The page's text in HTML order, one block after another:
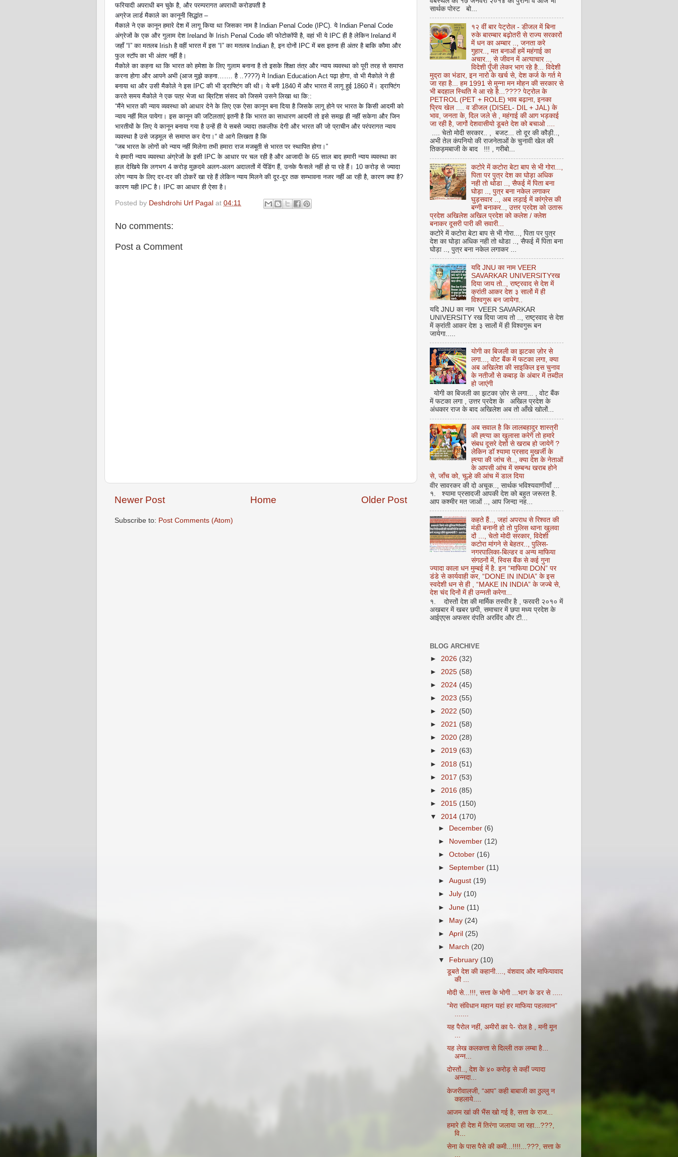
फरियादी अपराधी बन चुके है, और परम्परागत अपराधी करोडपती है
अग्रेज लार्ड मैकाले का कानूनी सिद्धांत –
मैकाले ने एक कानून हमारे देश में लागू किया था जिसका नाम है Indian Penal Code (IPC). ये Indian Penal Code
अंग्रेजों के एक और गुलाम देश Ireland के Irish Penal Code की फोटोकॉपी है, वहां भी ये IPC ही है लेकिन Ireland में
जहाँ “I” का मतलब Irish है वहीं भारत में इस “I” का मतलब Indian है, इन दोनों IPC में बस इतना ही अंतर है बाकि कौमा और
फुल स्टॉप का भी अंतर नहीं है।
मैकोले का कहना था कि भारत को हमेशा के लिए गुलाम बनाना है तो इसके शिक्षा तंत्र और न्याय व्यवस्था को पूरी तरह से समाप्त
करना होगा और आपने अभी (आज मुझे कहना……. है ..????) मे Indian Education Act पढ़ा होगा, वो भी मैकोले ने ही
बनाया था और उसी मैकोले ने इस IPC की भी ड्राफ्टिंग की थी। ये बनी 1840 में और भारत में लागू हुई 1860 में। ड्राफ्टिंग
करते समय मैकोले ने एक पत्र भेजा था ब्रिटिश संसद को जिसमे उसने लिखा था कि::
“मैंने भारत की न्याय व्यवस्था को आधार देने के लिए एक ऐसा कानून बना दिया है जिसके लागू होने पर भारत के किसी आदमी को
न्याय नहीं मिल पायेगा। इस कानून की जटिलताएं इतनी है कि भारत का साधारण आदमी तो इसे समझ ही नहीं सकेगा और जिन
भारतीयों के लिए ये कानून बनाया गया है उन्हें ही ये सबसे ज्यादा तकलीफ देगी और भारत की जो प्राचीन और परंपरागत न्याय
व्यवस्था है उसे जड़मूल से समाप्त कर देगा।“ वो आगे लिखता है कि
“जब भारत के लोगों को न्याय नहीं मिलेगा तभी हमारा राज मजबूती से भारत पर स्थापित होगा।”
ये हमारी न्याय व्यवस्था अंग्रेजों के इसी IPC के आधार पर चल रही है और आजादी के 65 साल बाद हमारी न्याय व्यवस्था का
हाल देखिये कि लगभग 4 करोड़ मुक़दमे अलग-अलग अदालतों में पेंडिंग हैं, उनके फैसले नहीं हो पा रहे हैं। 10 करोड़ से ज्यादा
लोग न्याय के लिए दर-दर की ठोकरें खा रहे हैं लेकिन न्याय मिलने की दूर-दूर तक सम्भावना नजर नहीं आ रही है, कारण क्या है?
कारण यही IPC है। IPC का आधार ही ऐसा है।
Posted by Deshdrohi Urf Pagal at 04:11
No comments:
Post a Comment
Newer Post Older Post
Home
Subscribe to: Post Comments (Atom)
सार्थक पोस्ट बो...
१२ वीं बार पेट्रोल - डीजल में बिना
रुके बारम्बार बढ़ोतरी से राज्य सरकारों
में धन का अम्बार .., जनता करे
गुहार.., मत बनाओं हमें महंगाई का
अचार.., से जीवन में अत्याचार ..,
विदेशी पूँजी लेकर भाग रहे है... विदेशी
मुद्रा का भंडार, इन नारो के खर्च से, देश कर्ज के गर्त मे
जा रहा है... हम 1991 से मुन्ना मन मोहन की सरकार से
भी बदहाल स्थिति मे आ रहे है...???? पेट्रोल के
PETROL (PET + ROLE) भाव बढ़ाना, इनका
प्रिय खेल .... व डीजल (DISEL- DIL + JAL) के
भाव, जनता के, दिल जले से , महंगाई की आग भड़काई
जा रही है, जागों देशवासीयो डूबते देश को बचाओ ....
.... चेतो मोदी सरकार.. , बजट... तो दूर की कौड़ी..,
अभी तेल कंपनियो की राजनेताओं के चुनावी खेल की
तिकड़मबाजी के बाद !!! , गरीबो...
कटोरे में कटोरा बेटा बाप से भी गोरा...,
पिता पर पुत्र देश का घोड़ा अधिक
नही तो थोडा .., सैफई में पिता बना
घोड़ा .., पुत्र बना नकेल लगाकर
घुड़सवार .., अब लड़ाई में कांग्रेस की
बग्गी बनाकर.., उत्तर प्रदेश को उतारू
प्रदेश अखिलेश अखिल प्रदेश को कलेश / क्लेश
बनाकर दूसरी पारी की सवारी...
कटोरे में कटोरा बेटा बाप से भी गोरा..., पिता पर पुत्र
देश का घोड़ा अधिक नही तो थोडा .., सैफई में पिता बना
घोड़ा .., पुत्र बना नकेल लगाकर ...
यदि JNU का नाम VEER
SAVARKAR UNIVERSITYरख
दिया जाय तो.., राष्ट्रवाद से देश में
क्रांती आकर देश ३ सालों में ही
विश्वगुरू बन जायेगा..
यदि JNU का नाम VEER SAVARKAR
UNIVERSITY रख दिया जाय तो .., राष्ट्रवाद से देश
में क्रांती आकर देश ३ सालों में ही विश्वगुरू बन
जायेगा.....
योगी का बिजली का झटका ज़ोर से
लगा..., वोट बैंक में फटका लगा, क्या
अब अखिलेश की साइकिल इस चुनाव
के नतीजों से कबाड़ के अंबार में तब्दील
हो जाएंगी
योगी का बिजली का झटका ज़ोर से लगा... , वोट बैंक
में फटका लगा , उत्तर प्रदेश के अखिल प्रदेश के
अंधकार राज के बाद अखिलेश अब तो आँखे खोलों...
अब सवाल है कि लालबहादुर शास्त्री
की ह्त्या का खुलासा करेगें तो हमारे
संबध दूसरे देशों से खराब हो जायेगें ?
लेकिन डॉ श्यामा प्रसाद मुखर्जी के
ह्त्या की जांच से.., क्या देश के नेताओं
के आपसी आंच में सम्बन्ध खराब होने
से, जाँच को, चूल्हे की आंच में डाल दिया
वीर सावरकर की दो अचूक.., सार्थक भविश्यवाणीयाँ ...
१. श्यामा प्रसादजी आपकी देश को बहुत जरूरत है.
आप कश्मीर मत जाओं .., आप जिन्दा नह...
कहते हैं.., जहां अपराध से रिश्वत की
मंडी बनानी हो तो पुलिस थाना खुलवा
दों ..., चेतो मोदी सरकार, विदेशी
कटोरा मांगने से बेहतर.., पुलिस-
नगरपालिका-बिल्डर व अन्य माफिया
संगठनों में, स्विस बैंक से कई गुना
ज्यादा काला धन मुम्बई में है. इन “माफिया DON” पर
डंडे से कार्यवाही कर, “DONE IN INDIA” के इस
स्वदेशी धन से ही , “MAKE IN INDIA” के जज्बे से,
देश चंद दिनों में ही उन्नती करेगा...
१. दोस्तों देश की मार्मिक तस्वीर है , फरवरी २०१० में
अखबार में खबर छपी, समाचार में छपा मध्य प्रदेश के
आईएएस अफसर दंपति अरविंद और टी...
BLOG ARCHIVE
► 2026 (32)
► 2025 (58)
► 2024 (45)
► 2023 (55)
► 2022 (50)
► 2021 (58)
► 2020 (28)
► 2019 (63)
► 2018 (51)
► 2017 (53)
► 2016 (85)
► 2015 (150)
▼ 2014 (170)
►
December (6)
►
November (12)
►October (16)
►September (11)
►August (19)
►July (10)
►June (11)
► May (24)
►April (25)
►
March (20)
▼
February (10)
डूबते देश की कहानी...., वंशवाद और माफियावाद
की ...
मोदी से...!!!, सत्ता के भोगी ...भाग के डर से .....
“मेरा संविधान महान यहां हर माफिया पहलवान”
.......
यह पैरोल नहीं, अमीरों का पे- रोल है , मनी मून
...
यह लेख कलकत्ता से दिल्ली तक लम्बा है...
अन्न...
दोस्तों.., देश के ४० करोड़ से कहीं ज्यादा
अन्नदा...
केजरीवालजी, “आप” कही बाबाजी का ठुल्लु न
कहलाये....
आजम खां की भैंस खो गई है, सत्ता के राज...
हमारे ही देश में तिरंगा जलाया जा रहा...???,
वि...
सेना के पास पैसे की कमी...!!!!...???, सत्ता के